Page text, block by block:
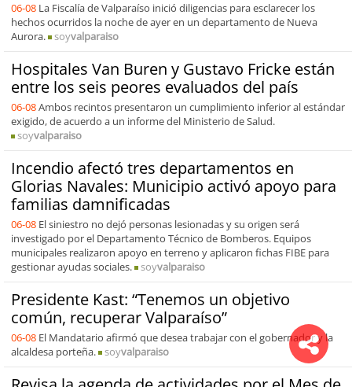
06-08 La Fiscalía de Valparaíso inició diligencias para esclarecer los
hechos ocurridos la noche de ayer en un departamento de Nueva
Aurora.
soyvalparaiso
Hospitales Van Buren y Gustavo Fricke están
entre los seis peores evaluados del país
06-08Ambos recintos presentaron un cumplimiento inferior al estándar
exigido, de acuerdo a un informe del Ministerio de Salud.
soyvalparaiso
Incendio afectó tres departamentos en
Glorias Navales: Municipio activó apoyo para
familias damnificadas
06-08 El siniestro no dejó personas lesionadas y su origen será
investigado por el Departamento Técnico de Bomberos. Equipos
municipales realizaron apoyo en terreno y aplicaron fichas FIBE para
gestionar ayudas sociales.
soyvalparaiso
Presidente Kast: “Tenemos un objetivo
común, recuperar Valparaíso”
06-08 El Mandatario afirmó que desea trabajar con el gobernador y la
alcaldesa porteña.
soyvalparaiso